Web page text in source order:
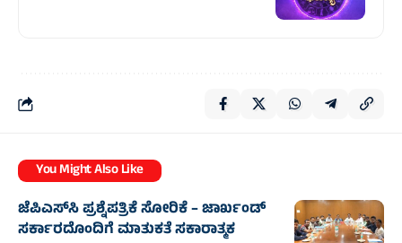
You Might Also Like
ಜೆಪಿಎಸ್‌ಸಿ ಪ್ರಶ್ನೆಪತ್ರಿಕೆ ಸೋರಿಕೆ – ಜಾರ್ಖಂಡ್‌
ಸರ್ಕಾರದೊಂದಿಗೆ ಮಾತುಕತೆ ಸಕಾರಾತ್ಮಕ